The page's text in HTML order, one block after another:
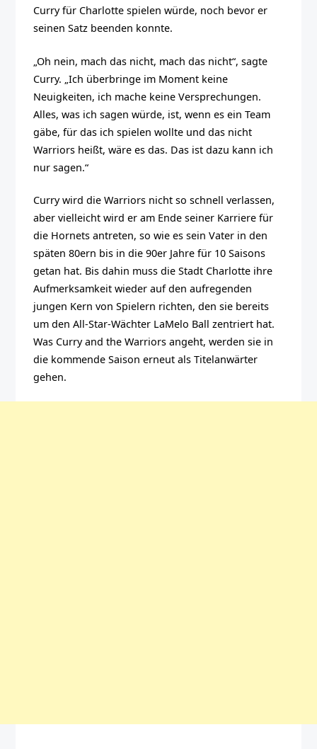
Curry für Charlotte spielen würde, noch bevor er
seinen Satz beenden konnte.
„Oh nein, mach das nicht, mach das nicht“, sagte
Curry. „Ich überbringe im Moment keine
Neuigkeiten, ich mache keine Versprechungen.
Alles, was ich sagen würde, ist, wenn es ein Team
gäbe, für das ich spielen wollte und das nicht
Warriors heißt, wäre es das. Das ist dazu kann ich
nur sagen.“
Curry wird die Warriors nicht so schnell verlassen,
aber vielleicht wird er am Ende seiner Karriere für
die Hornets antreten, so wie es sein Vater in den
späten 80ern bis in die 90er Jahre für 10 Saisons
getan hat. Bis dahin muss die Stadt Charlotte ihre
Aufmerksamkeit wieder auf den aufregenden
jungen Kern von Spielern richten, den sie bereits
um den All-Star-Wächter LaMelo Ball zentriert hat.
Was Curry and the Warriors angeht, werden sie in
die kommende Saison erneut als Titelanwärter
gehen.